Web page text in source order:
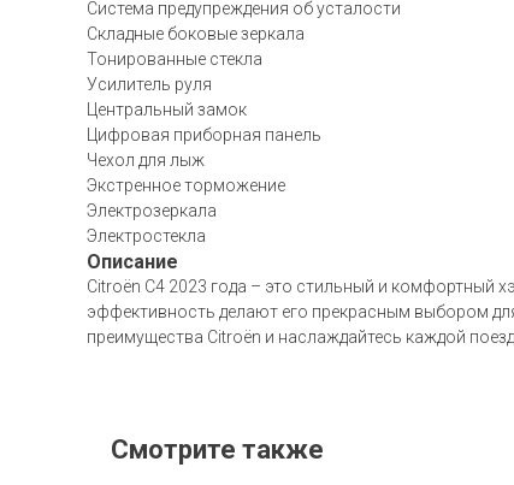
Система предупреждения об усталости
Складные боковые зеркала
Тонированные стекла
Усилитель руля
Центральный замок
Цифровая приборная панель
Чехол для лыж
Экстренное торможение
Электрозеркала
Электростекла
Описание
Citroën C4 2023 года – это стильный и комфортный
эффективность делают его прекрасным выбором
преимущества Citroën и наслаждайтесь каждой
Смотрите также